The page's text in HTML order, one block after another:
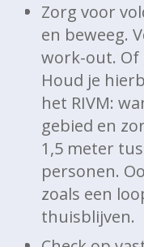
Zorg voor
en beweeg.
work-out. Of
Houd je
het RIVM:
gebied en
1,5 meter
personen.
zoals een
thuisblijven.